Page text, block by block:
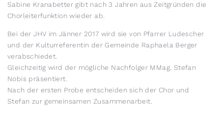
Sabine Kranabetter gibt nach 3 Jahren aus Zeitgründen die
Chorleiterfunktion wieder ab.
Bei der JHV im Jänner 2017 wird sie von Pfarrer Ludescher
und der Kulturreferentin der Gemeinde Raphaela Berger
verabschiedet.
Gleichzeitig wird der mögliche Nachfolger MMag. Stefan
Nobis präsentiert.
Nach der ersten Probe entscheiden sich der Chor und
Stefan zur gemeinsamen Zusammenarbeit.